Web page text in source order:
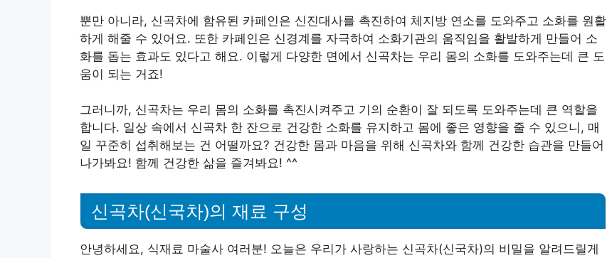
뿐만 아니라, 신곡차에 함유된 카페인은 신진대사를 촉진하여 체지방 연소를 도와주고 소화를 원활
하게 해줄 수 있어요. 또한 카페인은 신경계를 자극하여 소화기관의 움직임을 활발하게 만들어 소
화를 돕는 효과도 있다고 해요. 이렇게 다양한 면에서 신곡차는 우리 몸의 소화를 도와주는데 큰 도
움이 되는 거죠!
그러니까, 신곡차는 우리 몸의 소화를 촉진시켜주고 기의 순환이 잘 되도록 도와주는데 큰 역할을
합니다. 일상 속에서 신곡차 한 잔으로 건강한 소화를 유지하고 몸에 좋은 영향을 줄 수 있으니, 매
일 꾸준히 섭취해보는 건 어떨까요? 건강한 몸과 마음을 위해 신곡차와 함께 건강한 습관을 만들어
나가봐요! 함께 건강한 삶을 즐겨봐요! ^^
신곡차(신국차)의 재료 구성
안녕하세요, 식재료 마술사 여러분! 오늘은 우리가 사랑하는 신곡차(신국차)의 비밀을 알려드릴게